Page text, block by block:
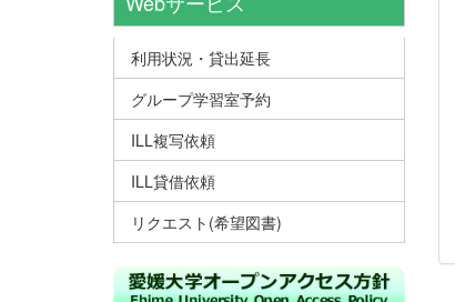
利用状況・貸出延長
グループ学習室予約
ILL複写依頼
ILL貸借依頼
リクエスト(希望図書)